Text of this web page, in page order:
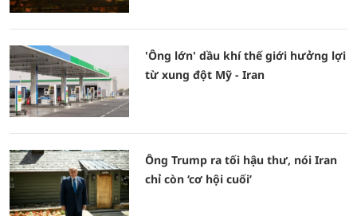
'Ông lớn' dầu khí thế giới hưởng lợi
từ xung đột Mỹ - Iran
Ông Trump ra tối hậu thư, nói Iran
chỉ còn ‘cơ hội cuối’